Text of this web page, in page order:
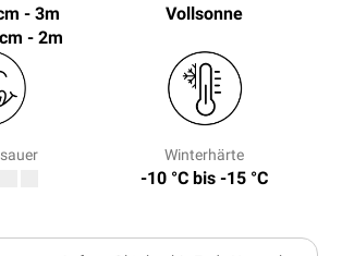
- 3m
- 2m
Vollsonne
sauer Winterhärte
-10 °C bis -15 °C